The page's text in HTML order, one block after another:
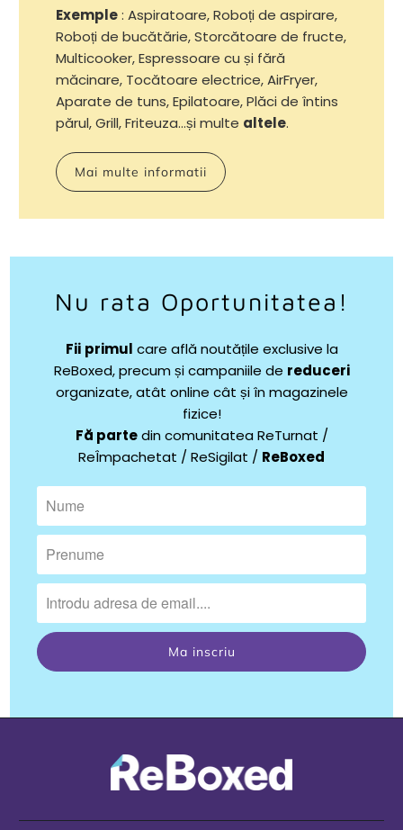
Exemple: Aspiratoare, Roboți de aspirare,
Roboți de bucătărie, Storcătoare de fructe,
Multicooker, Espressoare cu și fără
măcinare, Tocătoare electrice, AirFryer,
Aparate de tuns, Epilatoare, Plăci de întins
părul, Grill, Friteuza...și multe altele.
Mai multe informatii
Nu rata Oportunitatea!
Fii primul care află noutățile exclusive la
ReBoxed, precum și campaniile de reduceri
organizate, atât online cât și în magazinele
fizice!
Fă partedin comunitatea ReTurnat /
ReÎmpachetat / ReSigilat / ReBoxed